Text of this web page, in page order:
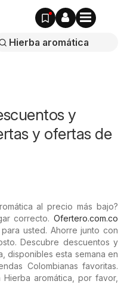
y
y ofertas de
al precio más bajo?
correcto. Ofertero.com.co
usted. Ahorre junto con
Descubre descuentos y
disponibles esta semana en
Colombianas favoritas.
aromática, por favor,